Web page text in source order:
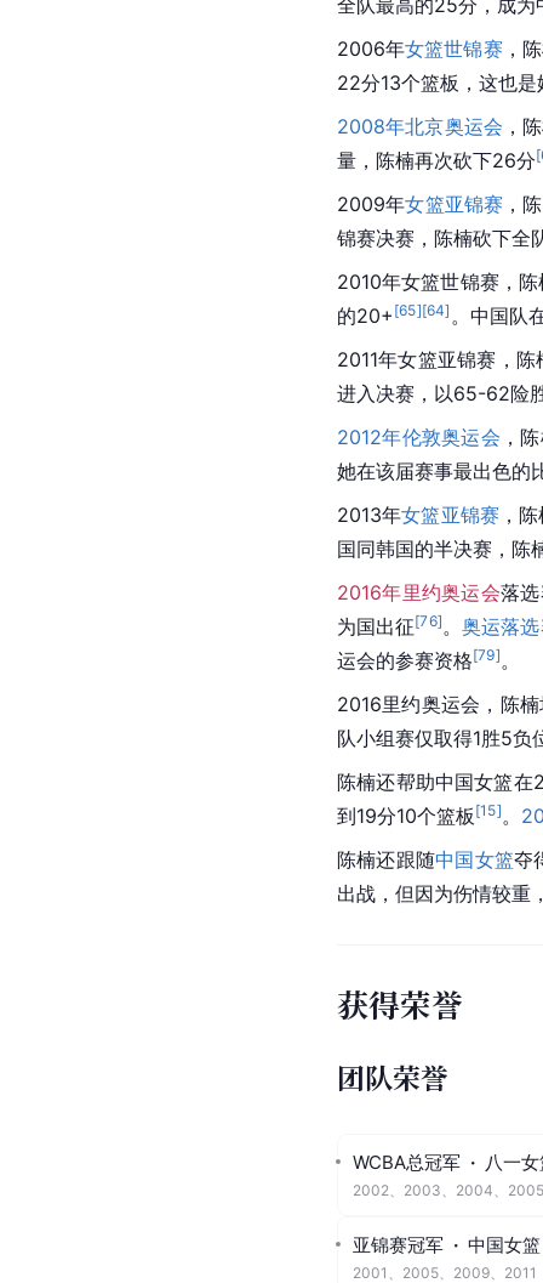
2006年女篮世锦赛 ，
22分13个篮板，这也
2008年北京奥运会 ，
量，陈楠再次砍下26分[
2009年女篮亚锦赛 ，
锦赛决赛，陈楠砍下全
2010年女篮世锦赛 ，
的20+ [65][64] 。中国队
2011年女篮亚锦赛，
进入决赛，以65-62险
2012年伦敦奥运会 ，
她在该届赛事最出色的
2013年女篮亚锦赛 ，
国同韩国的半决赛，陈
2016年里约奥运会落
为国出征[76] 。奥运落
运会的参赛资格[79] 。
2016里约奥运会 ，陈
队小组赛仅取得1胜5负
陈楠还帮助中国女篮在
到19分10个篮板 [15] 。
陈楠还跟随中国女篮夺
出战，但因为伤情较重
获得荣誉
团队荣誉
WCBA总冠军 · 八一
2002、2003、2004、
亚锦赛冠军 · 中国女篮
2001、2005、2009、2011